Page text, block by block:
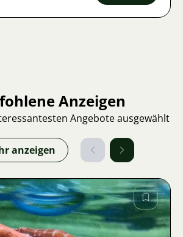
Anzeigen
Angebote ausgewählt
anzeigen